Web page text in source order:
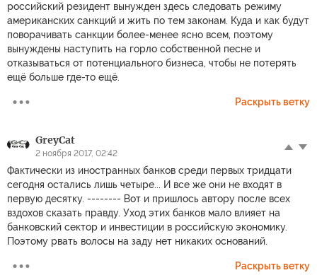
российский резидент вынужден здесь следовать режиму
американских санкций и жить по тем законам. Куда и как будут
поворачивать санкции более-менее ясно всем, поэтому
вынуждены наступить на горло собственной песне и
отказываться от потенциального бизнеса, чтобы не потерять
ещё больше где-то ещё.
Раскрыть ветку
GreyCat
2 ноября 2017, 02:42
Фактически из иностранных банков среди первых тридцати
сегодня остались лишь четыре... И все же они не входят в
первую десятку. -------- Вот и пришлось автору после всех
вздохов сказать правду. Уход этих банков мало влияет на
банковский сектор и инвестиции в российскую экономику.
Поэтому рвать волосы на заду нет никаких оснований.
Раскрыть ветку